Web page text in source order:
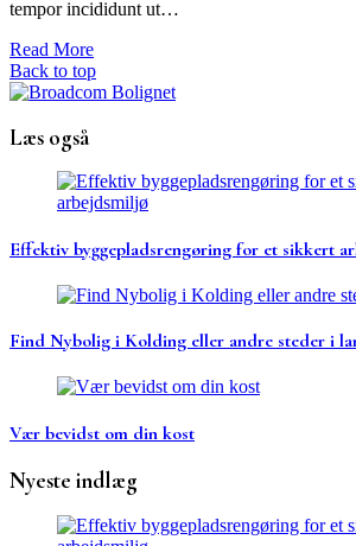
tempor incididunt ut…
Read More
Back to top
Læs også
Effektiv byggepladsrengøring for et sikkert
Find Nybolig i Kolding eller andre steder i
Vær bevidst om din kost
Nyeste indlæg